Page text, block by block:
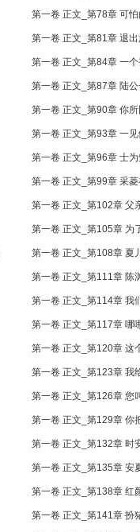
第一卷 正文_第78章 可
第一卷 正文_第81章 退
第一卷 正文_第84章 一
第一卷 正文_第87章 陆
第一卷 正文_第90章 你
第一卷 正文_第93章 一
第一卷 正文_第96章 士
第一卷 正文_第99章 采
第一卷 正文_第102章 父
第一卷 正文_第105章 为
第一卷 正文_第108章 夏
第一卷 正文_第111章 陈
第一卷 正文_第114章 我
第一卷 正文_第117章 哪
第一卷 正文_第120章 这
第一卷 正文_第123章 我
第一卷 正文_第126章 您
第一卷 正文_第129章 你
第一卷 正文_第132章 时
第一卷 正文_第135章 安
第一卷 正文_第138章 红
第一卷 正文_第141章 扮